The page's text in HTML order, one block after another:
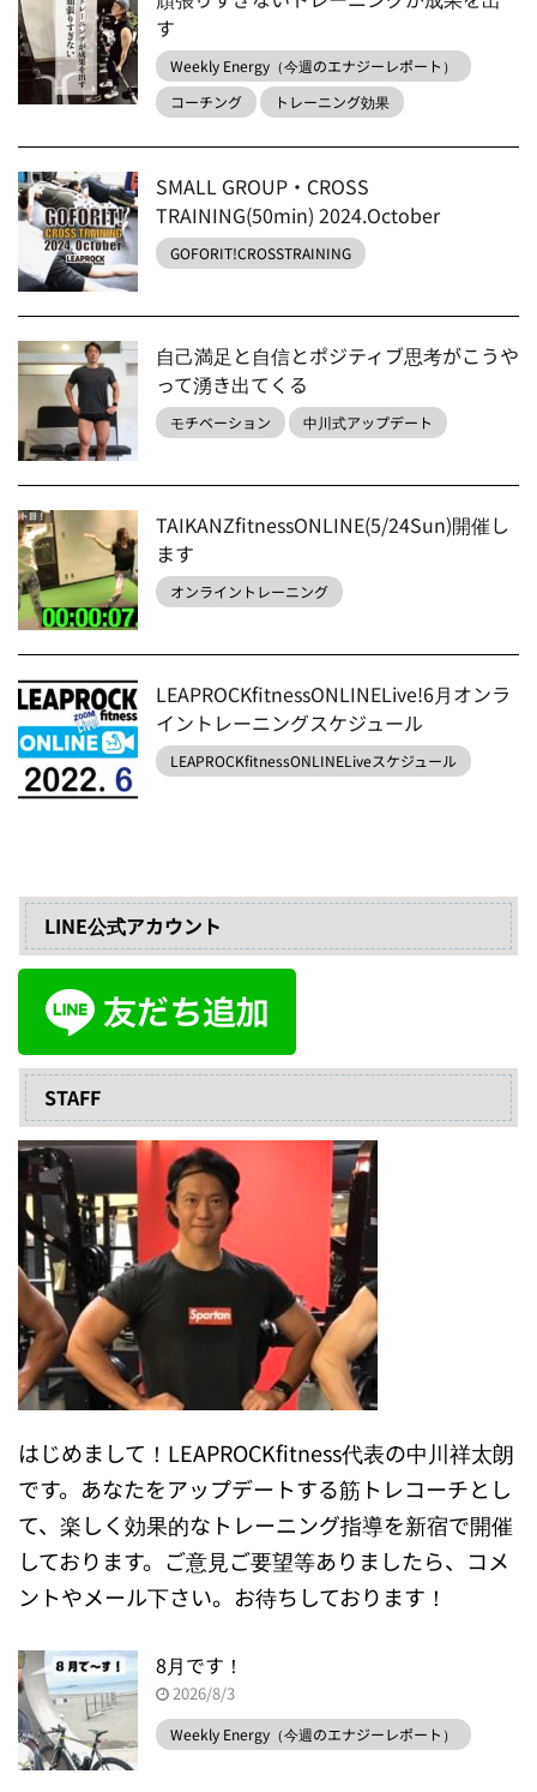
す
Weekly Energy（今週のエナジーレポート）
コーチング
トレーニング効果
SMALL GROUP・CROSS
TRAINING(50min) 2024.October
GOFORIT!CROSSTRAINING
自己満足と自信とポジティブ思考がこうや
って湧き出てくる
モチベーション 中川式アップデート
TAIKANZfitnessONLINE(5/24Sun)開催し
ます
オンライントレーニング
LEAPROCKfitnessONLINELive!6月オンラ
イントレーニングスケジュール
LEAPROCKfitnessONLINELiveスケジュール
LINE公式アカウント
STAFF
はじめまして！LEAPROCKfitness代表の中川祥太朗
です。あなたをアップデートする筋トレコーチとし
て、楽しく効果的なトレーニング指導を新宿で開催
しております。ご意見ご要望等ありましたら、コメ
ントやメール下さい。お待ちしております！
8月です！
2026/8/3
Weekly Energy（今週のエナジーレポート）